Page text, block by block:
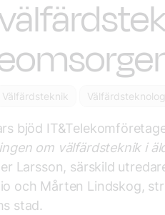
Välfärdsteknik
bjöd
om välfärdsteknik i
Larsson, särskild
och Mårten Lindskog,
stad.